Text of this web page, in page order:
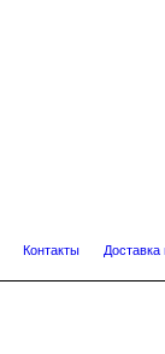
Контакты Доставка